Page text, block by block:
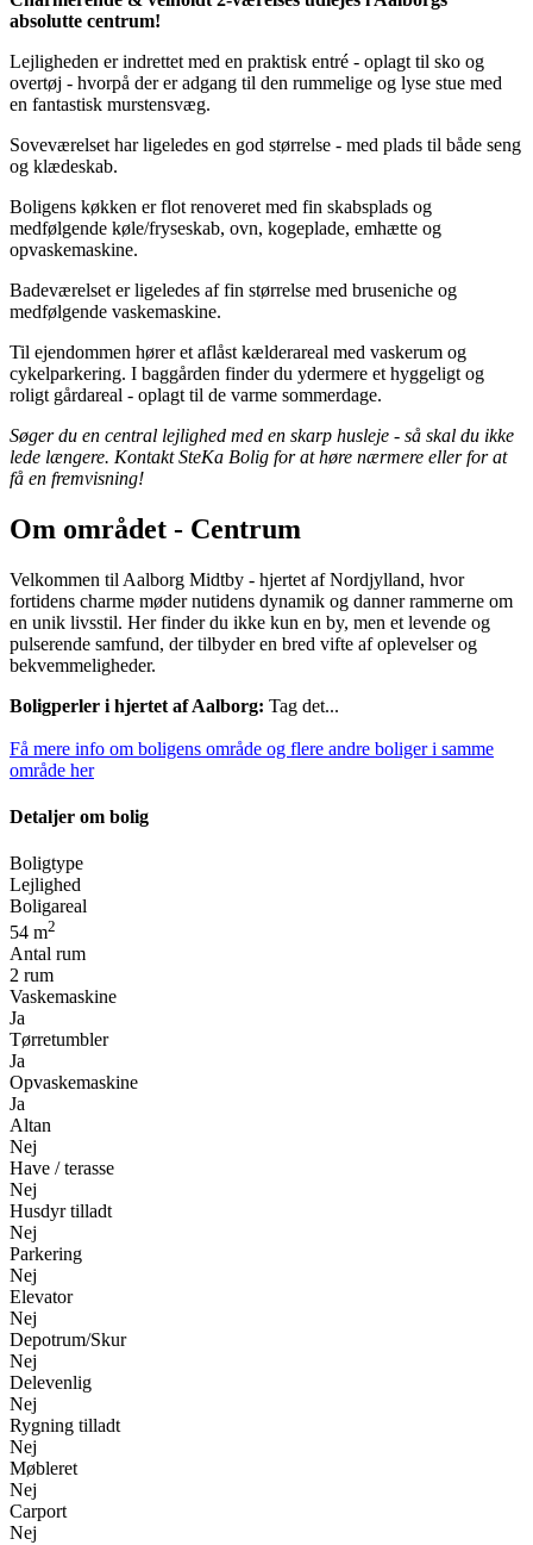
absolutte centrum!
Lejligheden er indrettet med en praktisk entré - oplagt til sko og
overtøj - hvorpå der er adgang til den rummelige og lyse stue med
en fantastisk murstensvæg.
Soveværelset har ligeledes en god størrelse - med plads til både seng
og klædeskab.
Boligens køkken er flot renoveret med fin skabsplads og
medfølgende køle/fryseskab, ovn, kogeplade, emhætte og
opvaskemaskine.
Badeværelset er ligeledes af fin størrelse med bruseniche og
medfølgende vaskemaskine.
Til ejendommen hører et aflåst kælderareal med vaskerum og
cykelparkering. I baggården finder du ydermere et hyggeligt og
roligt gårdareal - oplagt til de varme sommerdage.
Søger du en central lejlighed med en skarp husleje - så skal du ikke
lede længere. Kontakt SteKa Bolig for at høre nærmere eller for at
få en fremvisning!
Om området - Centrum
Velkommen til Aalborg Midtby - hjertet af Nordjylland, hvor
fortidens charme møder nutidens dynamik og danner rammerne om
en unik livsstil. Her finder du ikke kun en by, men et levende og
pulserende samfund, der tilbyder en bred vifte af oplevelser og
bekvemmeligheder.
Boligperler i hjertet af Aalborg: Tag det...
Få mere info om boligens område og flere andre boliger i samme
område her
Detaljer om bolig
Boligtype
Lejlighed
Boligareal
54 m2
Antal rum
2 rum
Vaskemaskine
Ja
Tørretumbler
Ja
Opvaskemaskine
Ja
Altan
Nej
Have / terasse
Nej
Husdyr tilladt
Nej
Parkering
Nej
Elevator
Nej
Depotrum/Skur
Nej
Delevenlig
Nej
Rygning tilladt
Nej
Møbleret
Nej
Carport
Nej